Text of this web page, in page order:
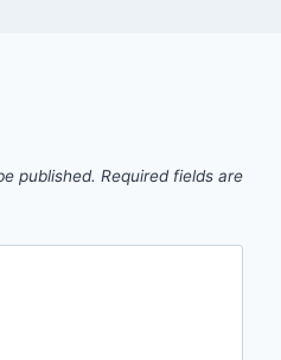
published. Required fields are